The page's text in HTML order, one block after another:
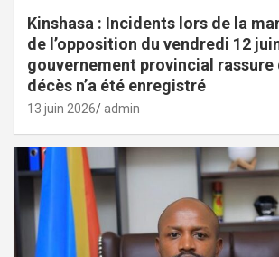
Kinshasa : Incidents lors de la
de l’opposition du vendredi 12
gouvernement provincial rassure
décès n’a été enregistré
13 juin 2026 admin